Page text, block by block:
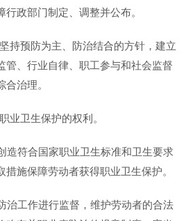
政部门制定、调整并公布。
持预防为主、防治结合的方针，建立
管、行业自律、职工参与和社会监督
治理。
业卫生保护的权利。
符合国家职业卫生标准和卫生要求
施保障劳动者获得职业卫生保护。
工作进行监督，维护劳动者的合法